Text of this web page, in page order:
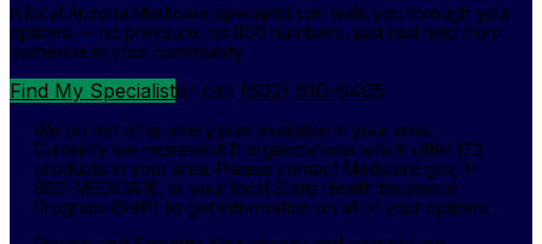
A local Arizona Medicare specialist can walk you through your
options — no pressure, no 800 numbers, just real help from
someone in your community.
Find My Specialistor call (602) 610-6405
We do not offer every plan available in your area.
Currently we represent 11 organizations which offer 173
products in your area. Please contact Medicare.gov, 1-
800-MEDICARE, or your local State Health Insurance
Program (SHIP) to get information on all of your options.